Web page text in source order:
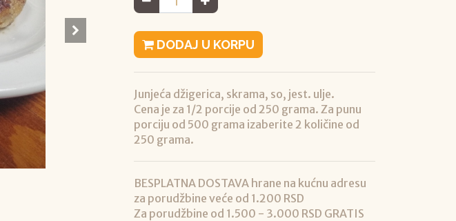
DODAJ U KORPU
Junjeća džigerica, skrama, so, jest. ulje.
Cena je za 1/2 porcije od 250 grama. Za punu
porciju od 500 grama izaberite 2 količine od
250 grama.
BESPLATNA DOSTAVA hrane na kućnu adresu
za porudžbine veće od 1.200 RSD
Za porudžbine od 1.500 - 3.000 RSD GRATIS